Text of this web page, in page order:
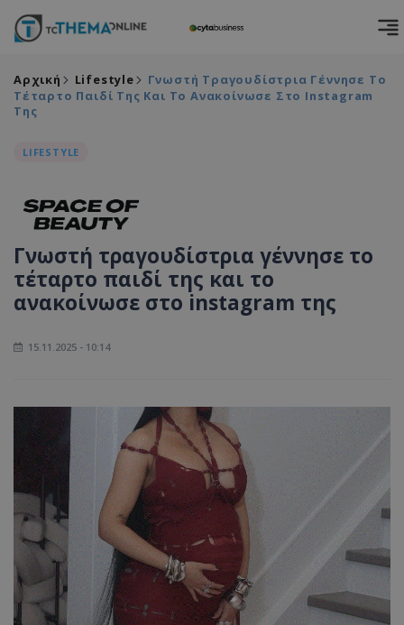
Αρχική Lifestyle
Γνωστή Τραγουδίστρια Γέννησε Το
Τέταρτο Παιδί Της Και Το Ανακοίνωσε Στο Instagram
Της
LIFESTYLE
Γνωστή τραγουδίστρια γέννησε το
τέταρτο παιδί της και το
ανακοίνωσε στο instagram της
15.11.2025 - 10:14